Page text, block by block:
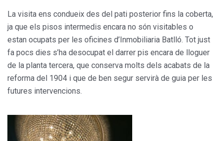
La visita ens condueix des del pati posterior fins la coberta,
ja que els pisos intermedis encara no són visitables o
estan ocupats per les oficines d’Inmobiliaria Batlló. Tot just
fa pocs dies s’ha desocupat el darrer pis encara de lloguer
de la planta tercera, que conserva molts dels acabats de la
reforma del 1904 i que de ben segur servirà de guia per les
futures intervencions.